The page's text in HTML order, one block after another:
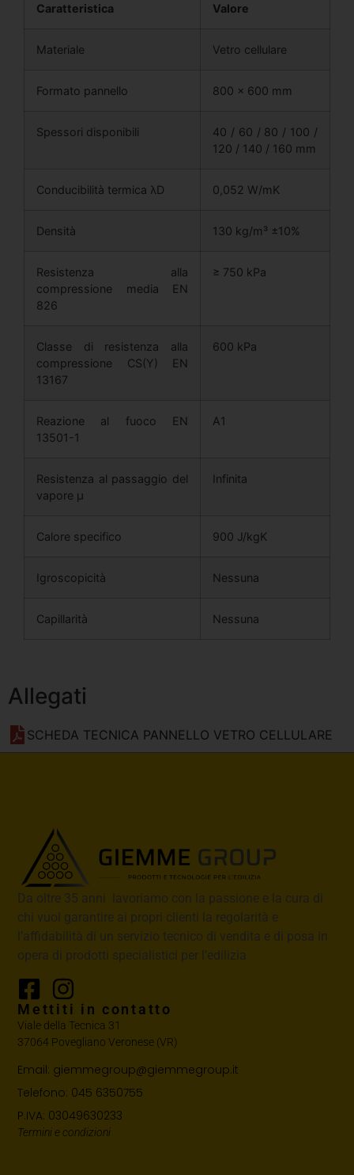
Caratteristica Valore
Materiale Vetro cellulare
Formato pannello 800 x 600 mm
Spessori disponibili
40 / 60 / 80 / 100 /
120 / 140 / 160 mm
Conducibilità termica λD 0,052 W/mK
Densità 130 kg/m³ ±10%
Resistenza alla
compressione media EN
826
≥ 750 kPa
Classe di resistenza alla
compressione CS(Y) EN
13167
600 kPa
Reazione al fuoco EN
13501-1
A1
Resistenza al passaggio del
vapore μ
Infinita
Calore specifico 900 J/kgK
Igroscopicità Nessuna
Capillarità Nessuna
Allegati
SCHEDA TECNICA PANNELLO VETRO CELLULARE
Da oltre 35 anni lavoriamo con la passione e la cura di
chi vuol garantire ai propri clienti la regolarità e
l’affidabilità di un servizio tecnico di vendita e di posa in
opera di prodotti specialistici per l’edilizia
Mettiti in contatto
Viale della Tecnica 31
37064 Povegliano Veronese (VR)
Email: giemmegroup@giemmegroup.it
Telefono: 045 6350755
P.IVA: 03049630233
Termini e condizioni